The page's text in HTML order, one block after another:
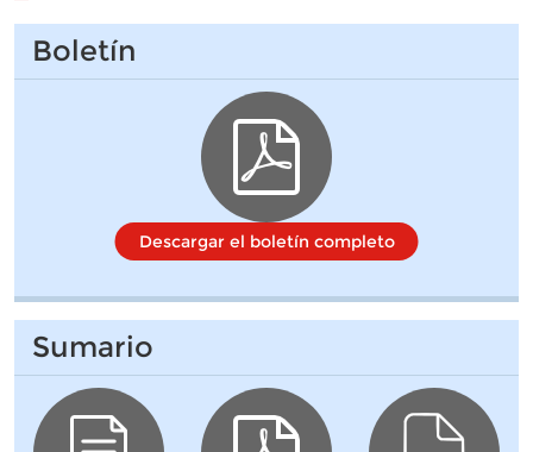
Boletín
Descargar el boletín completo
Sumario